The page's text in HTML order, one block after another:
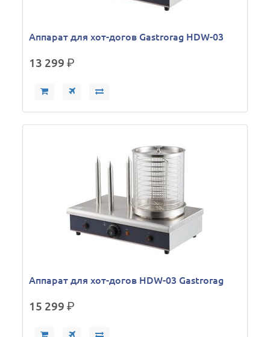
Аппарат для хот-догов Gastrorag HDW-03
13 299р.
Аппарат для хот-догов HDW-03 Gastrorag
15 299р.